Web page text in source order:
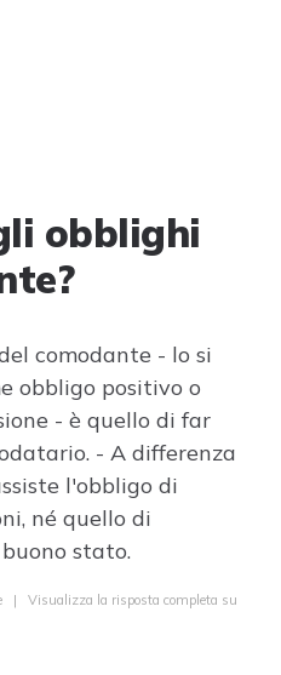
obblighi
comodante - lo si
obbligo positivo o
- è quello di far
- A differenza
l'obbligo di
né quello di
stato.
| Visualizza la risposta completa su